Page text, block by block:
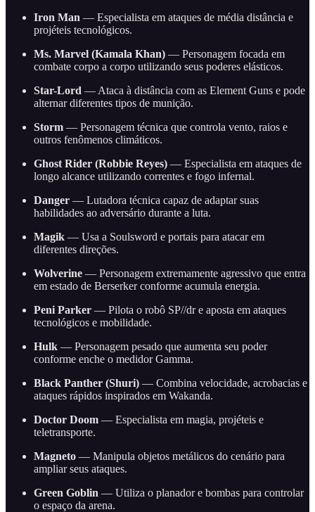
Iron Man — Especialista em ataques de média distância e
projéteis tecnológicos.
Ms. Marvel (Kamala Khan) — Personagem focada em
combate corpo a corpo utilizando seus poderes elásticos.
Star-Lord — Ataca à distância com as Element Guns e pode
alternar diferentes tipos de munição.
Storm — Personagem técnica que controla vento, raios e
outros fenômenos climáticos.
Ghost Rider (Robbie Reyes) — Especialista em ataques de
longo alcance utilizando correntes e fogo infernal.
Danger — Lutadora técnica capaz de adaptar suas
habilidades ao adversário durante a luta.
Magik — Usa a Soulsword e portais para atacar em
diferentes direções.
Wolverine — Personagem extremamente agressivo que entra
em estado de Berserker conforme acumula energia.
Peni Parker — Pilota o robô SP//dr e aposta em ataques
tecnológicos e mobilidade.
Hulk — Personagem pesado que aumenta seu poder
conforme enche o medidor Gamma.
Black Panther (Shuri) — Combina velocidade, acrobacias e
ataques rápidos inspirados em Wakanda.
Doctor Doom — Especialista em magia, projéteis e
teletransporte.
Magneto — Manipula objetos metálicos do cenário para
ampliar seus ataques.
Green Goblin — Utiliza o planador e bombas para controlar
o espaço da arena.